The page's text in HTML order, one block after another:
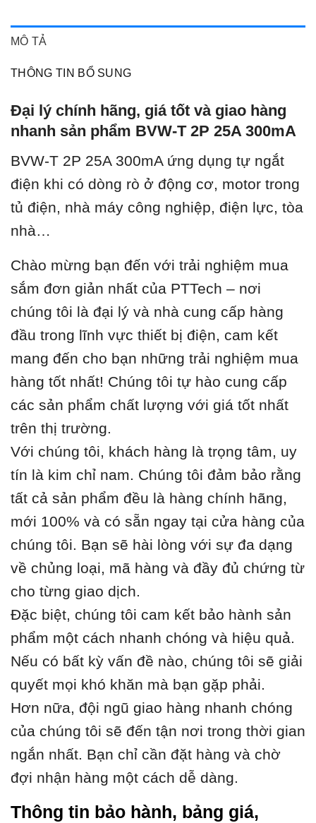
MÔ TẢ
THÔNG TIN BỔ SUNG
Đại lý chính hãng, giá tốt và giao hàng
nhanh sản phẩm BVW-T 2P 25A 300mA
BVW-T 2P 25A 300mA ứng dụng tự ngắt
điện khi có dòng rò ở động cơ, motor trong
tủ điện, nhà máy công nghiệp, điện lực, tòa
nhà…
Chào mừng bạn đến với trải nghiệm mua
sắm đơn giản nhất của PTTech – nơi
chúng tôi là đại lý và nhà cung cấp hàng
đầu trong lĩnh vực thiết bị điện, cam kết
mang đến cho bạn những trải nghiệm mua
hàng tốt nhất! Chúng tôi tự hào cung cấp
các sản phẩm chất lượng với giá tốt nhất
trên thị trường.
Với chúng tôi, khách hàng là trọng tâm, uy
tín là kim chỉ nam. Chúng tôi đảm bảo rằng
tất cả sản phẩm đều là hàng chính hãng,
mới 100% và có sẵn ngay tại cửa hàng của
chúng tôi. Bạn sẽ hài lòng với sự đa dạng
về chủng loại, mã hàng và đầy đủ chứng từ
cho từng giao dịch.
Đặc biệt, chúng tôi cam kết bảo hành sản
phẩm một cách nhanh chóng và hiệu quả.
Nếu có bất kỳ vấn đề nào, chúng tôi sẽ giải
quyết mọi khó khăn mà bạn gặp phải.
Hơn nữa, đội ngũ giao hàng nhanh chóng
của chúng tôi sẽ đến tận nơi trong thời gian
ngắn nhất. Bạn chỉ cần đặt hàng và chờ
đợi nhận hàng một cách dễ dàng.
Thông tin bảo hành, bảng giá,